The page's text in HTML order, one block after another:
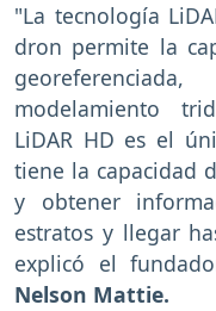
"La tecnología
dron permite la
modelamiento
LiDAR HD es el
tiene la capacidad
y obtener
estratos y llegar
explicó el
Nelson Mattie.